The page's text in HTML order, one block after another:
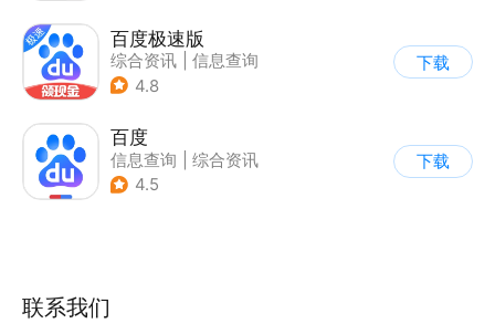
百度极速版
综合资讯
信息查询
4.8
下载
百度
信息查询
综合资讯
4.5
下载
联系我们